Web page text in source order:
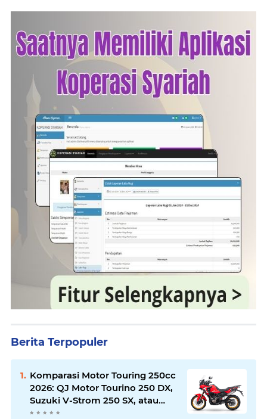
Berita Terpopuler
Komparasi Motor Touring 250cc
2026: QJ Motor Tourino 250 DX,
Suzuki V-Strom 250 SX, atau
Kawasaki Versys-X 250?